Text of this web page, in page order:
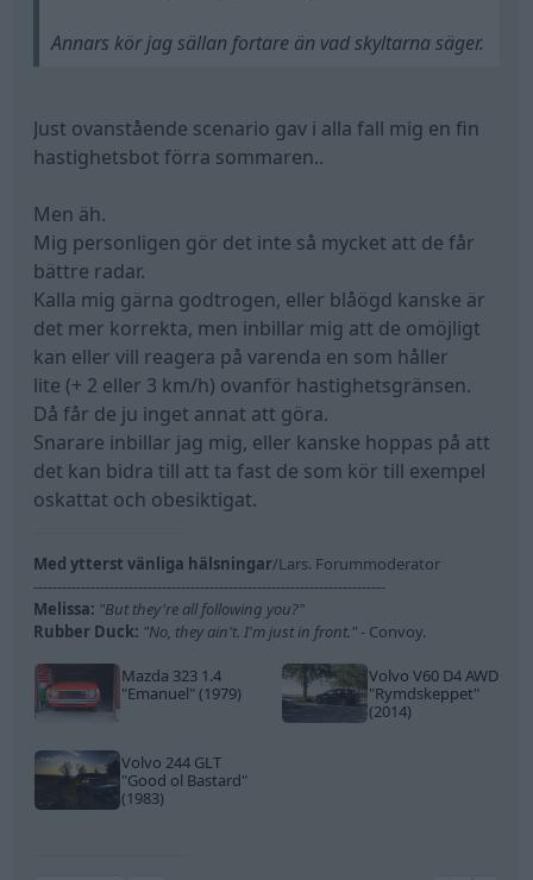
Annars kör jag sällan fortare än vad skyltarna säger.
Just ovanstående scenario gav i alla fall mig en fin
hastighetsbot förra sommaren..
Men äh.
Mig personligen gör det inte så mycket att de får
bättre radar.
Kalla mig gärna godtrogen, eller blåögd kanske är
det mer korrekta, men inbillar mig att de omöjligt
kan eller vill reagera på varenda en som håller
lite (+ 2 eller 3 km/h) ovanför hastighetsgränsen.
Då får de ju inget annat att göra.
Snarare inbillar jag mig, eller kanske hoppas på att
det kan bidra till att ta fast de som kör till exempel
oskattat och obesiktigat.
Med ytterst vänliga hälsningar/Lars. Forummoderator
--------------------------------------------------------------------------
Melissa: "But they're all following you?"
Rubber Duck: "No, they ain't. I'm just in front." - Convoy.
Mazda 323 1.4
"Emanuel"(1979)
Volvo V60 D4 AWD
"Rymdskeppet"
(2014)
Volvo 244 GLT
"Good ol Bastard"
(1983)